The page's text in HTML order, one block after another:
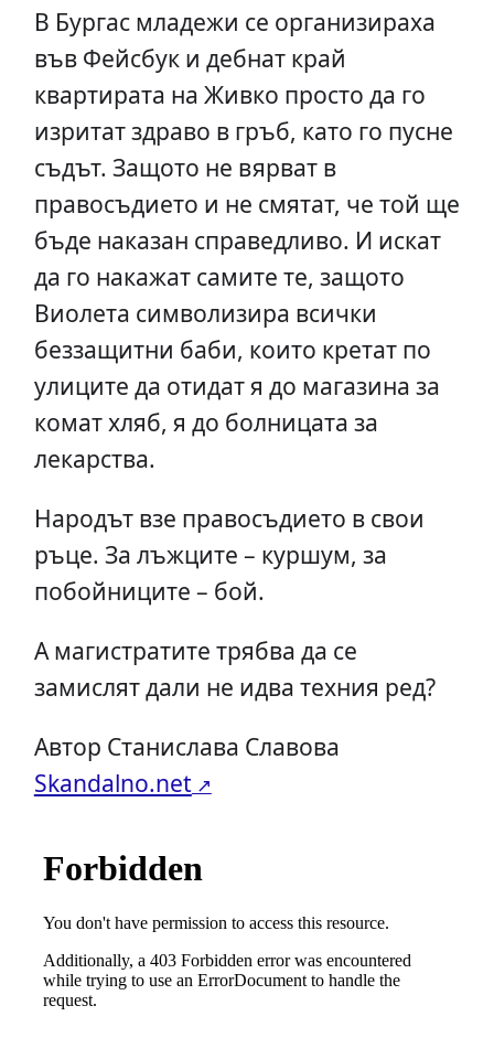
В Бургас младежи се организираха
във Фейсбук и дебнат край
квартирата на Живко просто да го
изритат здраво в гръб, като го пусне
съдът. Защото не вярват в
правосъдието и не смятат, че той ще
бъде наказан справедливо. И искат
да го накажат самите те, защото
Виолета символизира всички
беззащитни баби, които кретат по
улиците да отидат я до магазина за
комат хляб, я до болницата за
лекарства.
Народът взе правосъдието в свои
ръце. За лъжците – куршум, за
побойниците – бой.
А магистратите трябва да се
замислят дали не идва техния ред?
Автор Станислава Славова
Skandalno.net